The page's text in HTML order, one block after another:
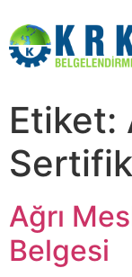
Etiket:
Ağrı
Belgesi